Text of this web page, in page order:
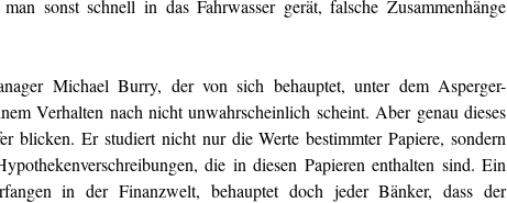
sonst schnell in das Fahrwasser gerät, falsche Zusammenhänge
Michael Burry, der von sich behauptet, unter dem Asperger-
Verhalten nach nicht unwahrscheinlich scheint. Aber genau dieses
blicken. Er studiert nicht nur die Werte bestimmter Papiere, sondern
die in diesen Papieren enthalten sind. Ein
in der Finanzwelt, behauptet doch jeder Bänker, dass der